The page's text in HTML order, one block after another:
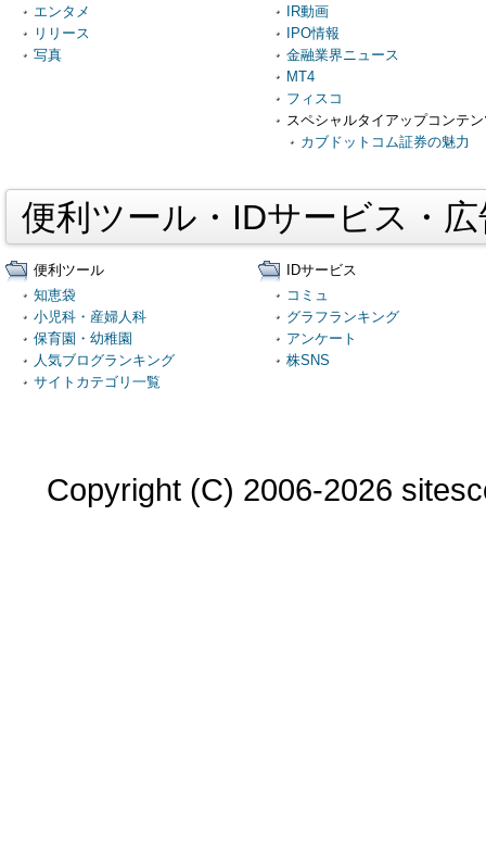
エンタメ
リリース
写真
IR動画
IPO情報
金融業界ニュース
MT4
フィスコ
スペシャルタイアップコンテ
カブドットコム証券の魅力
便利ツール・IDサービス・
便利ツール
知恵袋
小児科・産婦人科
保育園・幼稚園
人気ブログランキング
サイトカテゴリ一覧
IDサービス
コミュ
グラフランキング
アンケート
株SNS
Copyright (C) 2006-2026